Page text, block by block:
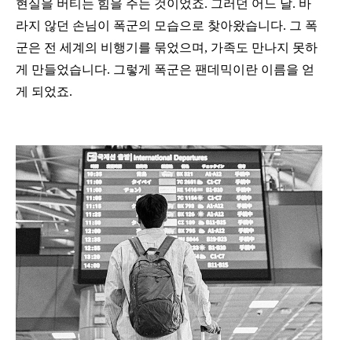
현실을 버티는 힘을 주는 것이었죠. 그러던 어느 날. 바
라지 않던 손님이 폭군의 모습으로 찾아왔습니다. 그 폭
군은 전 세계의 비행기를 묶었으며, 가족도 만나지 못하
게 만들었습니다. 그렇게 폭군은 팬데믹이란 이름을 얻
게 되었죠.